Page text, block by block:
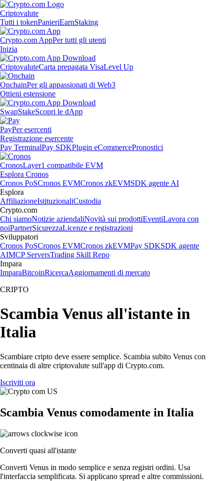
Criptovalute
Tutti i tokenPanieriEarnStaking
Crypto.com AppPer tutti gli utenti
Inizia
CriptovaluteCarta prepagata VisaLevel Up
OnchainPer gli appassionati di Web3
Ottieni estensione
SwapStakeScopri le dApp
PayPer esercenti
Registrazione esercente
Pay TerminalPay SDKPlugin eCommercePronostici
CronosLayer1 compatibile EVM
Esplora Cronos
Cronos PoSCronos EVMCronos zkEVMSDK agente AI
Esplora
AffiliazioneIstituzionaliCustodia
Crypto.com
Chi siamoNotizie aziendaliNovità sui prodottiEventiLavora con
noiPartnerSicurezzaLicenze e registrazioni
Sviluppatori
Cronos PoSCronos EVMCronos zkEVMPay SDKSDK agente
AIMCP ServersTrading Skill Repo
Impara
ImparaBitcoinRicercaAggiornamenti di mercato
CRIPTO
Scambia Venus all'istante in
Italia
Scambiare cripto deve essere semplice. Scambia subito Venus con
centinaia di altre criptovalute sull'app di Crypto.com.
Iscriviti ora
Scambia Venus comodamente in Italia
Converti quasi all'istante
Converti Venus in modo semplice e senza registri ordini. Usa
l'interfaccia semplificata. Si applicano spread e altre commissioni.